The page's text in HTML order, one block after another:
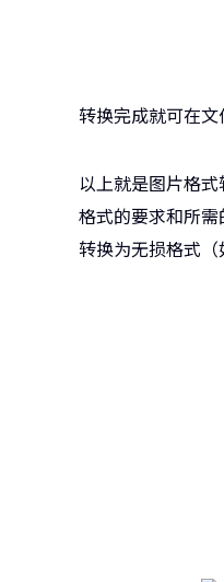
转换完成就可在文
以上就是图片格
格式的要求和所需
转换为无损格式（